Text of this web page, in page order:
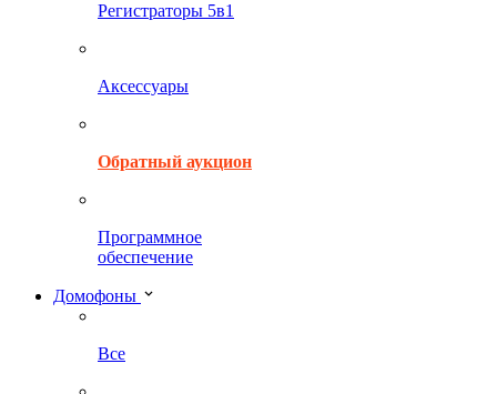
Регистраторы 5в1
Аксессуары
Обратный аукцион
Программное
обеспечение
Домофоны
Все